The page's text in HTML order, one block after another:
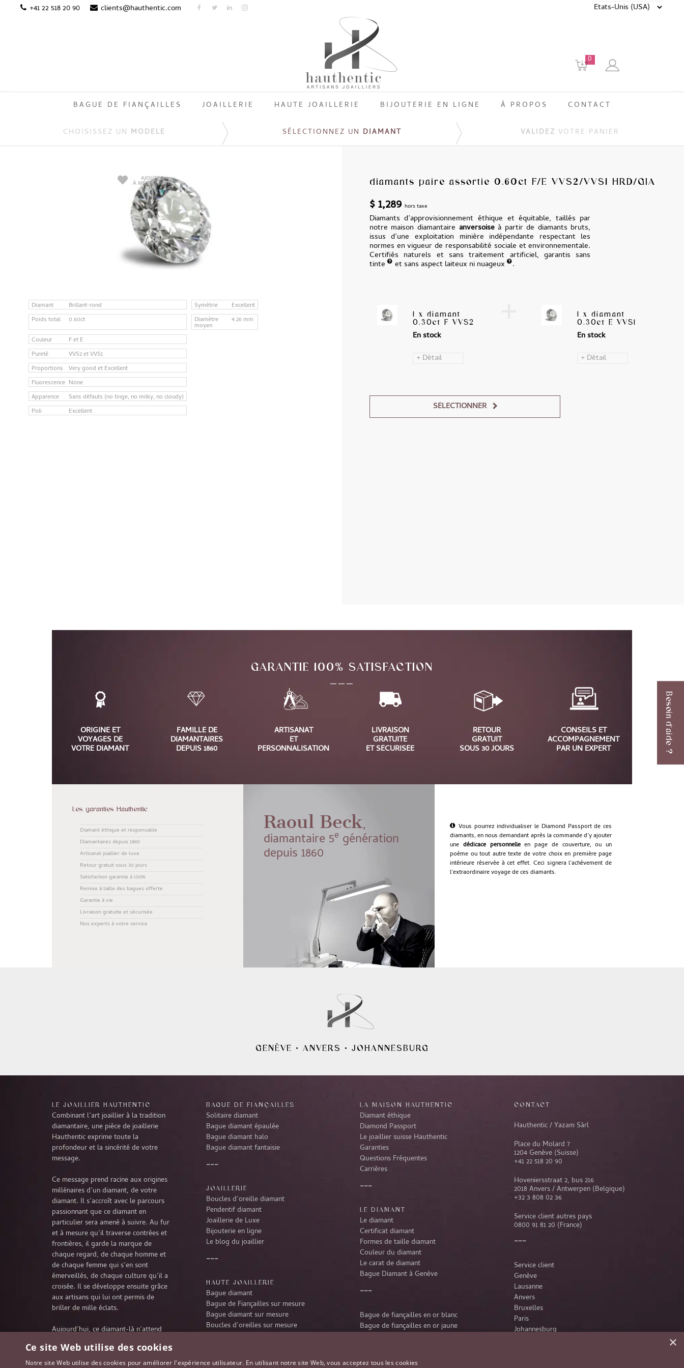
+41 22 518 20 90 clients@hauthentic.com
BAGUE DE FIANÇAILLES JOAILLERIE HAUTE JOAILLERIE BIJOUTERIE EN LIGNE À PROPOS CONTACT
0
CHOISISSEZ UN MODÈLE SÉLECTIONNEZ UN DIAMANT VALIDEZ VOTRE PANIER
AJOUTER
À MES FAVORIS
Diamant
Brillant-rond
Poids total
0.60ct
Couleur
F et E
Pureté
VVS2 et VVS1
Proportions Very good et Excellent
Fluorescence None
Apparence
Sans défauts (no tinge, no milky, no cloudy)
Poli
Excellent
Symétrie
Excellent
Diamètre
moyen
4.26 mm
diamants paire assortie 0.60ct F/E VVS2/VVS1 HRD/GIA
$1,289 hors taxe
Diamants d’approvisionnement éthique et équitable, taillés par
notre maison diamantaire anversoiseà partir de diamants bruts,
issus d’une exploitation minière indépendante respectant les
normes en vigueur de responsabilité sociale et environnementale.
Certifiés naturels et sans traitement artificiel, garantis sans
tinte et sans aspect laiteux ni nuageux .
1 x diamant
0.30ct F VVS2
En stock
+ Détail
1 x diamant
0.30ct E VVS1
En stock
+ Détail
SÉLECTIONNER
GARANTIE 100% SATISFACTION
ORIGINE ET
VOYAGES DE
VOTRE DIAMANT
FAMILLE DE
DIAMANTAIRES
DEPUIS 1860
ARTISANAT
ET
PERSONNALISATION
LIVRAISON
GRATUITE
ET SÉCURISÉE
RETOUR
GRATUIT
SOUS 30 JOURS
CONSEILS ET
ACCOMPAGNEMENT
PAR UN EXPERT
Les garanties Hauthentic
Diamant éthique et responsable
Diamantaires depuis 1860
Artisanat joaillier de luxe
Retour gratuit sous 30 jours
Satisfaction garantie à 100%
Remise à taille des bagues offerte
Garantie à vie
Livraison gratuite et sécurisée
Nos experts à votre service
Raoul Beck,
diamantaire 5e génération
depuis 1860
Vous pourrez individualiser le Diamond Passport de ces
diamants, en nous demandant après la commande d’y ajouter
une dédicace personnelleen page de couverture, ou un
poème ou tout autre texte de votre choix en première page
intérieure réservée à cet effet. Ceci signera l’achèvement de
l’extraordinaire voyage de ces diamants.
GENÈVE • ANVERS • JOHANNESBURG
LE JOAILLIER HAUTHENTIC
Combinant l’art joaillier à la tradition
diamantaire, une pièce de joaillerie
Hauthentic exprime toute la
profondeur et la sincérité de votre
message.
Ce message prend racine aux origines
millénaires d’un diamant, de votre
diamant. Il s’accroît avec le parcours
passionnant que ce diamant en
particulier sera amené à suivre. Au fur
et à mesure qu’il traverse contrées et
frontières, il garde la marque de
chaque regard, de chaque homme et
de chaque femme qui s’en sont
émerveillés, de chaque culture qu’il a
croisée. Il se développe ensuite grâce
aux artisans qui lui ont permis de
briller de mille éclats.
Aujourd’hui, ce diamant-là n’attend
extraordinaire voyage à travers le
temps, pour partager désormais votre
BAGUE DE FIANÇAILLES
Solitaire diamant
Bague diamant épaulée
Bague diamant halo
Bague diamant fantaisie
JOAILLERIE
Boucles d’oreille diamant
Pendentif diamant
Joaillerie de Luxe
Bijouterie en ligne
Le blog du joaillier
HAUTE JOAILLERIE
Bague diamant
Bague de Fiançailles sur mesure
Bague diamant sur mesure
Boucles d’oreilles sur mesure
LA MAISON HAUTHENTIC
Diamant éthique
Diamond Passport
Le joaillier suisse Hauthentic
Garanties
Questions Fréquentes
Carrières
LE DIAMANT
Le diamant
Certificat diamant
Formes de taille diamant
Couleur du diamant
Le carat de diamant
Bague Diamant à Genève
Bague de fiançailles en or blanc
Bague de fiançailles en or jaune
CONTACT
Hauthentic / Yazam Sàrl
Place du Molard 7
1204 Genève (Suisse)
+41 22 518 20 90
Hoveniersstraat 2, bus 216
2018 Anvers / Antwerpen (Belgique)
+32 3 808 02 36
Service client autres pays
0800 91 81 20 (France)
Service client
Genève
Lausanne
Anvers
Bruxelles
Paris
Johannesburg
Besoin d'aide ?
×
Ce site Web utilise des cookies
Notre site Web utilise des cookies pour améliorer l'expérience utilisateur. En utilisant notre site Web, vous acceptez tous les cookies